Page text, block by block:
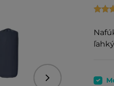
Nasledujúce